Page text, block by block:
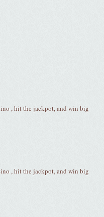
, hit the jackpot, and win big
, hit the jackpot, and win big